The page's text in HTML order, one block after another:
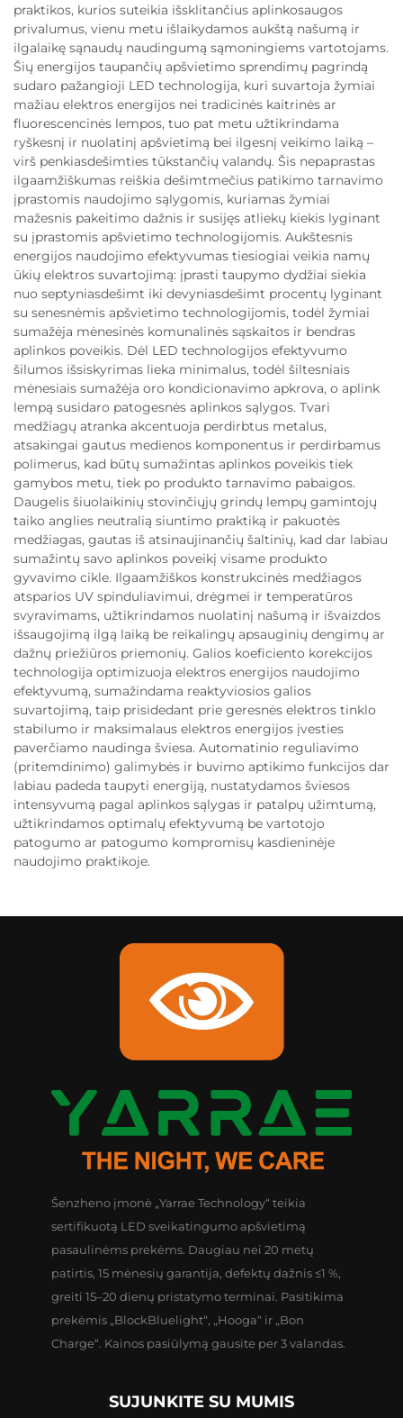
praktikos, kurios suteikia išsklitančius aplinkosaugos
privalumus, vienu metu išlaikydamos aukštą našumą ir
ilgalaikę sąnaudų naudingumą sąmoningiems vartotojams.
Šių energijos taupančių apšvietimo sprendimų pagrindą
sudaro pažangioji LED technologija, kuri suvartoja žymiai
mažiau elektros energijos nei tradicinės kaitrinės ar
fluorescencinės lempos, tuo pat metu užtikrindama
ryškesnį ir nuolatinį apšvietimą bei ilgesnį veikimo laiką –
virš penkiasdešimties tūkstančių valandų. Šis nepaprastas
ilgaamžiškumas reiškia dešimtmečius patikimo tarnavimo
įprastomis naudojimo sąlygomis, kuriamas žymiai
mažesnis pakeitimo dažnis ir susijęs atliekų kiekis lyginant
su įprastomis apšvietimo technologijomis. Aukštesnis
energijos naudojimo efektyvumas tiesiogiai veikia namų
ūkių elektros suvartojimą: įprasti taupymo dydžiai siekia
nuo septyniasdešimt iki devyniasdešimt procentų lyginant
su senesnėmis apšvietimo technologijomis, todėl žymiai
sumažėja mėnesinės komunalinės sąskaitos ir bendras
aplinkos poveikis. Dėl LED technologijos efektyvumo
šilumos išsiskyrimas lieka minimalus, todėl šiltesniais
mėnesiais sumažėja oro kondicionavimo apkrova, o aplink
lempą susidaro patogesnės aplinkos sąlygos. Tvari
medžiagų atranka akcentuoja perdirbtus metalus,
atsakingai gautus medienos komponentus ir perdirbamus
polimerus, kad būtų sumažintas aplinkos poveikis tiek
gamybos metu, tiek po produkto tarnavimo pabaigos.
Daugelis šiuolaikinių stovinčiųjų grindų lempų gamintojų
taiko anglies neutralią siuntimo praktiką ir pakuotės
medžiagas, gautas iš atsinaujinančių šaltinių, kad dar labiau
sumažintų savo aplinkos poveikį visame produkto
gyvavimo cikle. Ilgaamžiškos konstrukcinės medžiagos
atsparios UV spinduliavimui, drėgmei ir temperatūros
svyravimams, užtikrindamos nuolatinį našumą ir išvaizdos
išsaugojimą ilgą laiką be reikalingų apsauginių dengimų ar
dažnų priežiūros priemonių. Galios koeficiento korekcijos
technologija optimizuoja elektros energijos naudojimo
efektyvumą, sumažindama reaktyviosios galios
suvartojimą, taip prisidedant prie geresnės elektros tinklo
stabilumo ir maksimalaus elektros energijos įvesties
paverčiamo naudinga šviesa. Automatinio reguliavimo
(pritemdinimo) galimybės ir buvimo aptikimo funkcijos dar
labiau padeda taupyti energiją, nustatydamos šviesos
intensyvumą pagal aplinkos sąlygas ir patalpų užimtumą,
užtikrindamos optimalų efektyvumą be vartotojo
patogumo ar patogumo kompromisų kasdieninėje
naudojimo praktikoje.
Šenzheno įmonė „Yarrae Technology“ teikia
sertifikuotą LED sveikatingumo apšvietimą
pasaulinėms prekėms. Daugiau nei 20 metų
patirtis, 15 mėnesių garantija, defektų dažnis ≤1 %,
greiti 15–20 dienų pristatymo terminai. Pasitikima
prekėmis „BlockBluelight“, „Hooga“ ir „Bon
Charge“. Kainos pasiūlymą gausite per 3 valandas.
SUJUNKITE SU MUMIS